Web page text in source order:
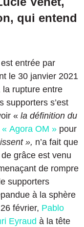
qui entend
entrée par
le 30 janvier 2021
rupture entre
supporters s’est
« la définition du
« Agora OM » pour
», n’a fait que
grâce est venu
de rompre
supporters
à la sphère
février, Pablo
Eyraud à la tête